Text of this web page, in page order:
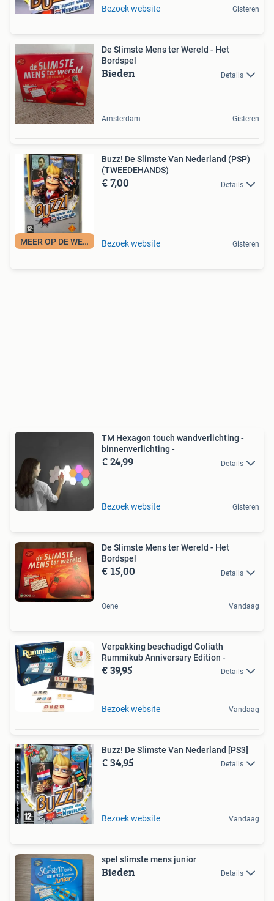
Bezoek website Gisteren
De Slimste Mens ter Wereld - Het
Bordspel
Bieden Details
Amsterdam Gisteren
MEER OP DE WEBSITE
Buzz! De Slimste Van Nederland (PSP)
(TWEEDEHANDS)
€ 7,00 Details
Bezoek website Gisteren
TM Hexagon touch wandverlichting -
binnenverlichting -
€ 24,99 Details
Bezoek website Gisteren
De Slimste Mens ter Wereld - Het
Bordspel
€ 15,00 Details
Oene Vandaag
Verpakking beschadigd Goliath
Rummikub Anniversary Edition -
€ 39,95 Details
Bezoek website Vandaag
Buzz! De Slimste Van Nederland [PS3]
€ 34,95 Details
Bezoek website Vandaag
spel slimste mens junior
Bieden Details